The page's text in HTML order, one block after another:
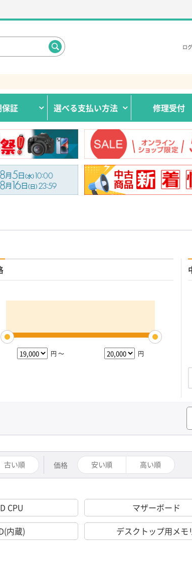
ロ
証 選べる支払い方法 修理受付
円 ～ 円
古い順 価格 安い順 高い順
CPU マザーボード
内蔵) デスクトップ用メモ